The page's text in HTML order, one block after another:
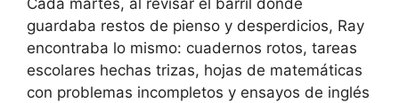
Cada martes, al revisar el barril donde
guardaba restos de pienso y desperdicios, Ray
encontraba lo mismo: cuadernos rotos, tareas
escolares hechas trizas, hojas de matemáticas
con problemas incompletos y ensayos de inglés